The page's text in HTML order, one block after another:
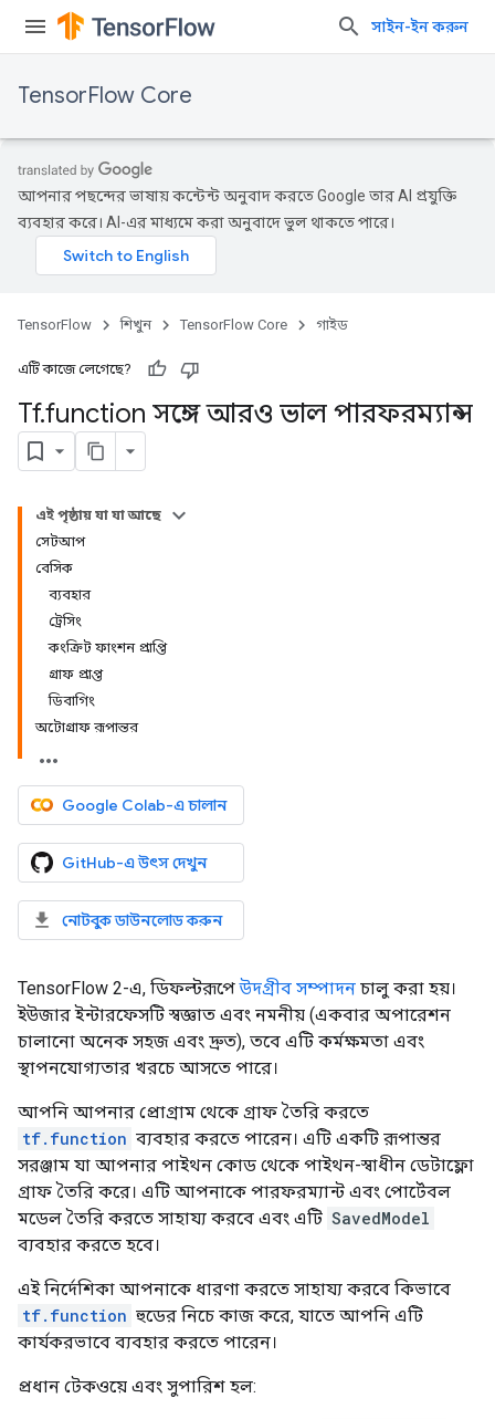
সাইন-ইন করুন
TensorFlow Core
আপনার পছন্দের ভাষায় কন্টেন্ট অনুবাদ করতে Google তার AI প্রযুক্তি
ব্যবহার করে। AI-এর মাধ্যমে করা অনুবাদে ভুল থাকতে পারে।
TensorFlow শিখুন TensorFlow Core গাইড
এটি কাজে লেগেছে?
Tf.function সঙ্গে আরও ভাল পারফরম্যান্স
এই পৃষ্ঠায় যা যা আছে
সেটআপ
বেসিক
ব্যবহার
ট্রেসিং
কংক্রিট ফাংশন প্রাপ্তি
গ্রাফ প্রাপ্ত
ডিবাগিং
অটোগ্রাফ রূপান্তর
Google Colab-এ চালান
GitHub-এ উৎস দেখুন
নোটবুক ডাউনলোড করুন
TensorFlow 2-এ, ডিফল্টরূপেউদগ্রীব সম্পাদন চালু করা হয়।
ইউজার ইন্টারফেসটি স্বজ্ঞাত এবং নমনীয় (একবার অপারেশন
চালানো অনেক সহজ এবং দ্রুত), তবে এটি কর্মক্ষমতা এবং
স্থাপনযোগ্যতার খরচে আসতে পারে।
আপনি আপনার প্রোগ্রাম থেকে গ্রাফ তৈরি করতে
tf.function ব্যবহার করতে পারেন। এটি একটি রূপান্তর
সরঞ্জাম যা আপনার পাইথন কোড থেকে পাইথন-স্বাধীন ডেটাফ্লো
গ্রাফ তৈরি করে। এটি আপনাকে পারফরম্যান্ট এবং পোর্টেবল
মডেল তৈরি করতে সাহায্য করবে এবং এটি SavedModel
ব্যবহার করতে হবে।
এই নির্দেশিকা আপনাকে ধারণা করতে সাহায্য করবে কিভাবে
tf.function হুডের নিচে কাজ করে, যাতে আপনি এটি
কার্যকরভাবে ব্যবহার করতে পারেন।
প্রধান টেকওয়ে এবং সুপারিশ হল: